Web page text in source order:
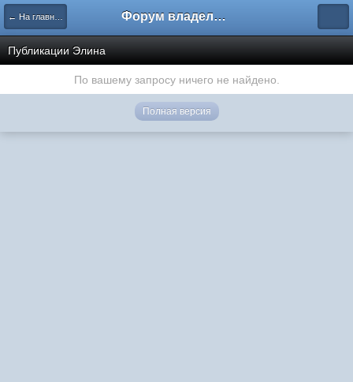
← На главную Форум владельцев интернет-магазинов
Публикации Элина
По вашему запросу ничего не найдено.
Полная версия